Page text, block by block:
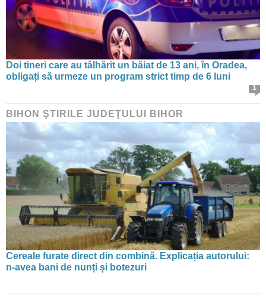
Doi tineri care au tâlhărit un băiat de 13 ani, în Oradea,
obligați să urmeze un program strict timp de 6 luni
1
BIHON ŞTIRILE JUDEŢULUI BIHOR
Cereale furate direct din combină. Explicația autorului:
n-avea bani de nunți și botezuri